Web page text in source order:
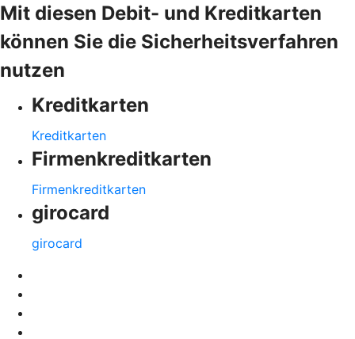
Mit diesen Debit- und Kreditkarten
können Sie die Sicherheitsverfahren
nutzen
Kreditkarten
Kreditkarten
Firmenkreditkarten
Firmenkreditkarten
girocard
girocard